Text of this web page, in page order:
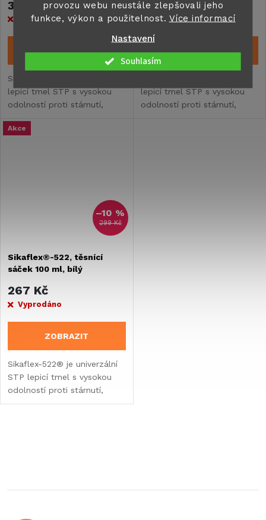
provozu webu neustále zlepšovali jeho
funkce, výkon a použitelnost. Více informací
Nastavení
Souhlasím
333 Kč
Vyprodáno
ZOBRAZIT
Sikaflex®-522 je univerzální
lepicí tmel STP s vysokou
odolností proti stárnutí,
vlivům. Použitelný na mnoha
317 Kč
Vyprodáno
ZOBRAZIT
lepicí tmel STP s vysokou
odolností proti stárnutí,
Akce
299 Kč
–10 %
Sikaflex®-522, těsnící
sáček 100 ml, bílý
267 Kč
Vyprodáno
ZOBRAZIT
Sikaflex-522® je univerzální
STP lepicí tmel s vysokou
odolností proti stárnutí,
plísním a povětrnostním
l